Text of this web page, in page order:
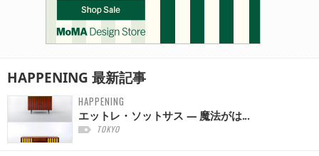
HAPPENING 最新記事
HAPPENING
エットレ・ソットサス — 魔法がは...
TOKYO